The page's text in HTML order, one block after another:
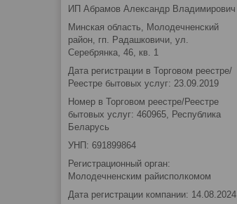
ИП Абрамов Александр Владимирович
Минская область, Молодечненский
район, гп. Радашковичи, ул.
Серебрянка, 46, кв. 1
Дата регистрации в Торговом реестре/
Реестре бытовых услуг: 23.09.2019
Номер в Торговом реестре/Реестре
бытовых услуг: 460965, Республика
Беларусь
УНП: 691899864
Регистрационный орган:
Молодечненским райисполкомом
Дата регистрации компании: 14.08.2024